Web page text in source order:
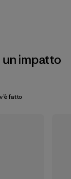
impatto
fatto